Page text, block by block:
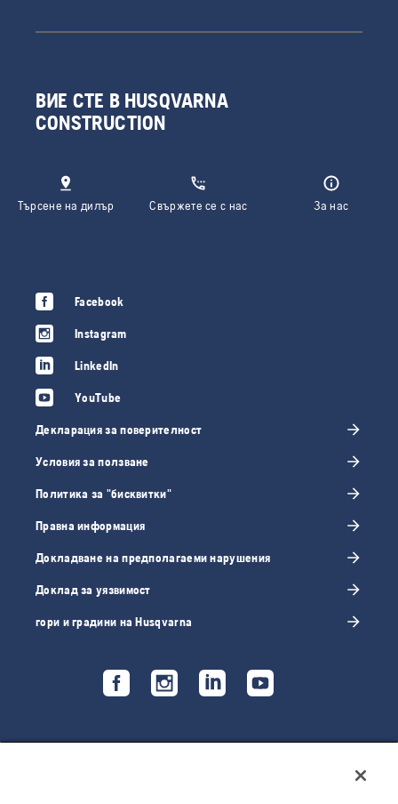
ВИЕ СТЕ В HUSQVARNA
CONSTRUCTION
Търсене на дилър Свържете се с нас За нас
Facebook
Instagram
LinkedIn
YouTube
Декларация за поверителност
Условия за ползване
Политика за "бисквитки"
Правна информация
Докладване на предполагаеми нарушения
Доклад за уязвимост
гори и градини на Husqvarna